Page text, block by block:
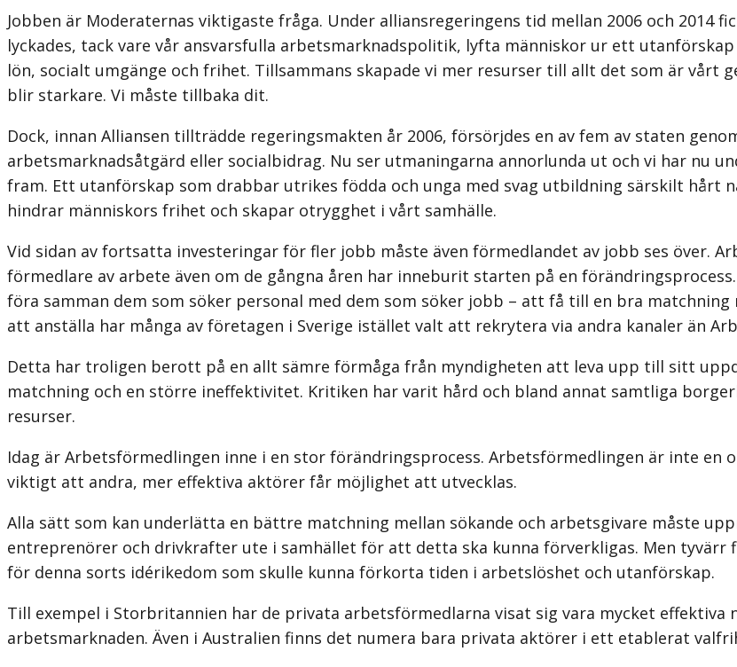
Jobben är Moderaternas viktigaste fråga. Under alliansregeringens tid mellan 2006 och 2014
lyckades, tack vare vår ansvarsfulla arbetsmarknadspolitik, lyfta människor ur ett
lön, socialt umgänge och frihet. Tillsam­mans skapade vi mer resurser till allt det som är vårt
blir starkare. Vi måste tillbaka dit.
Dock, innan Alliansen tillträdde regeringsmakten år 2006, försörjdes en av fem av staten
arbetsmarknadsåtgärd eller socialbidrag. Nu ser utmaningarna annorlunda ut och vi har nu
fram. Ett utanförskap som drabbar utrikes födda och unga med svag utbildning särskilt hårt
hindrar människors frihet och skapar otrygghet i vårt samhälle.
Vid sidan av fortsatta investeringar för fler jobb måste även förmedlandet av jobb ses över.
förmedlare av arbete även om de gångna åren har inneburit starten på en
föra samman dem som söker personal med dem som söker jobb – att få till en bra
att anställa har många av företagen i Sverige istället valt att rekrytera via andra kanaler än
Detta har troligen berott på en allt sämre förmåga från myndigheten att leva upp till sitt
matchning och en större ineffektivitet. Kritiken har varit hård och bland annat samtliga
resurser.
Idag är Arbetsförmedlingen inne i en stor förändringsprocess. Arbetsförmedlingen är inte
viktigt att andra, mer effektiva aktörer får möjlighet att utvecklas.
Alla sätt som kan underlätta en bättre matchning mellan sökande och arbetsgivare måste
entreprenörer och drivkrafter ute i samhället för att detta ska kunna förverkligas. Men
för denna sorts idérikedom som skulle kunna förkorta tiden i arbetslöshet och utanförskap.
Till exempel i Storbritannien har de privata arbetsförmedlarna visat sig vara mycket
arbetsmarknaden. Även i Australien finns det numera bara privata aktörer i ett etablerat